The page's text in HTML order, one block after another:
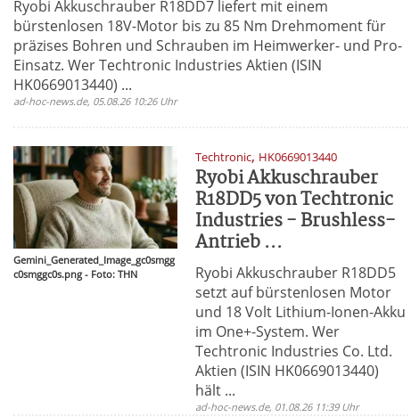
Ryobi Akkuschrauber R18DD7 liefert mit einem
bürstenlosen 18V-Motor bis zu 85 Nm Drehmoment für
präzises Bohren und Schrauben im Heimwerker- und Pro-
Einsatz. Wer Techtronic Industries Aktien (ISIN
HK0669013440) ...
ad-hoc-news.de, 05.08.26 10:26 Uhr
Gemini_Generated_Image_gc0smgg
c0smggc0s.png - Foto: THN
Techtronic, HK0669013440
Ryobi Akkuschrauber
R18DD5 von Techtronic
Industries - Brushless-
Antrieb ...
Ryobi Akkuschrauber R18DD5
setzt auf bürstenlosen Motor
und 18 Volt Lithium-Ionen-Akku
im One+-System. Wer
Techtronic Industries Co. Ltd.
Aktien (ISIN HK0669013440)
hält ...
ad-hoc-news.de, 01.08.26 11:39 Uhr